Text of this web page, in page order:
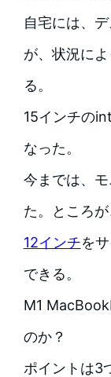
自宅には、
が、状況に
る。
15インチの
なった。
今までは、
た。ところが
12インチを
できる。
M1
のか？
ポイントは3